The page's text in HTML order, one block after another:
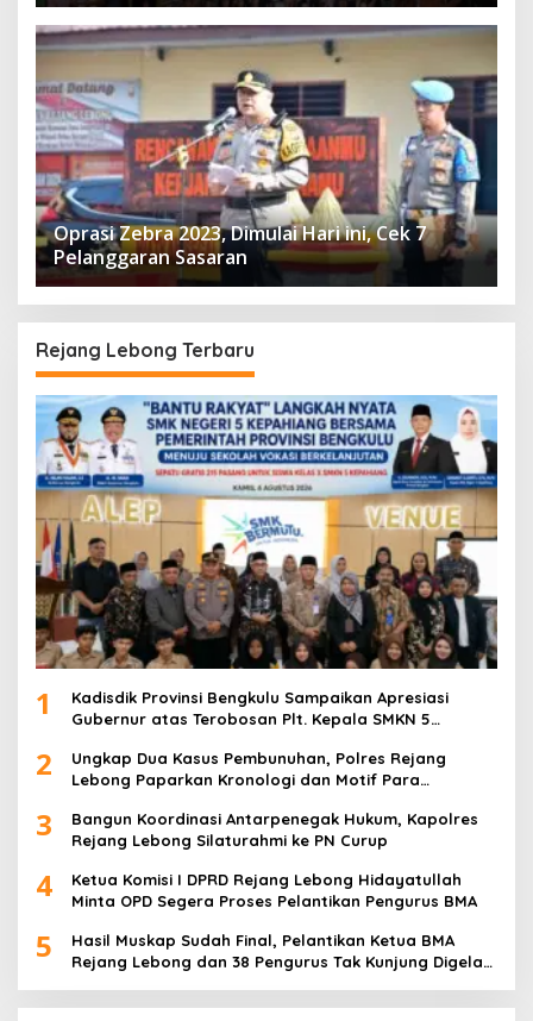
Oprasi Zebra 2023, Dimulai Hari ini, Cek 7
Pelanggaran Sasaran
Rejang Lebong Terbaru
1
Kadisdik Provinsi Bengkulu Sampaikan Apresiasi
Gubernur atas Terobosan Plt. Kepala SMKN 5
2
Ungkap Dua Kasus Pembunuhan, Polres Rejang
Lebong Paparkan Kronologi dan Motif Para
3
Bangun Koordinasi Antarpenegak Hukum, Kapolres
Rejang Lebong Silaturahmi ke PN Curup
4
Ketua Komisi I DPRD Rejang Lebong Hidayatullah
Minta OPD Segera Proses Pelantikan Pengurus BMA
5
Hasil Muskap Sudah Final, Pelantikan Ketua BMA
Rejang Lebong dan 38 Pengurus Tak Kunjung Digelar,